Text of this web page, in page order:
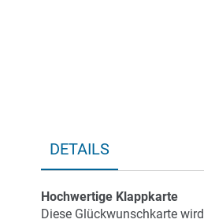
DETAILS
Hochwertige Klappkarte
Diese Glückwunschkarte